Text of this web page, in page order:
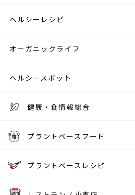
ヘルシーレシピ
オーガニックライフ
ヘルシースポット
健康・食情報総合
プラントベースフード
プラントベースレシピ